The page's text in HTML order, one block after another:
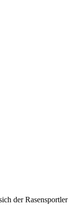
der Rasensportler